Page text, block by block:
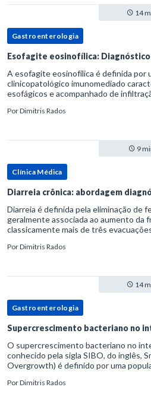
14
Gastroenterologia
Esofagite eosinofílica:
A esofagite eosinofílica é definida por
clinicopatológico imunomediado
esofágicos e acompanhado de
refluxo gastr
PorDimitris Rados
9
Clínica Médica
Diarreia crônica: abordagem
Diarreia é definida pela eliminação de
geralmente associada ao aumento da
classicamente mais de três
PorDimitris Rados
14
Gastroenterologia
Supercrescimento bacteriano no
O supercrescimento bacteriano no
conhecido pela sigla SIBO, do inglês,
Overgrowth) é definido por uma
PorDimitris Rados